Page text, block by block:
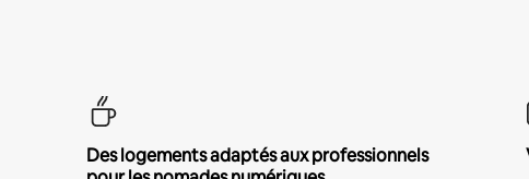
Des logements adaptés aux professionnels